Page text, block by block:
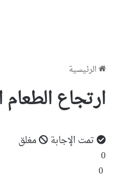
الرئيسية
ارتجاع الطعام
تمت الإجابة
مغلق
0
0